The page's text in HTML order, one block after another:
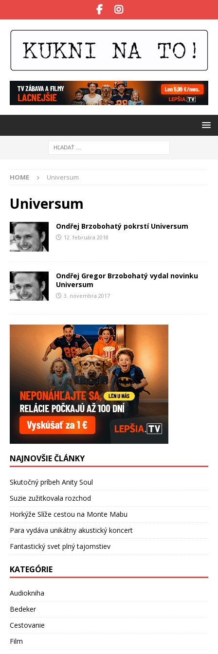
HOME Universum
Universum
Ondřej Brzobohatý pokrstí Universum
12. februára 2018
Ondřej Gregor Brzobohatý vydal novinku
Universum
3. novembra 2017
NAJNOVŠIE ČLÁNKY
Skutočný príbeh Anity Soul
Suzie zužitkovala rozchod
Horkýže Slíže cestou na Monte Mabu
Para vydáva unikátny akustický koncert
Fantastický svet plný tajomstiev
KATEGÓRIE
Audiokniha
Bedeker
Cestovanie
Film